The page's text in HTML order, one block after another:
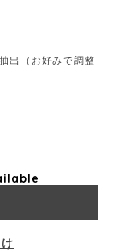
出（お好みで調整